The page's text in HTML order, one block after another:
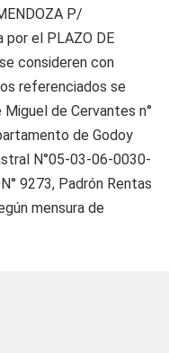
P/
por el PLAZO DE
consideren con
referenciados se
de Cervantes n°
de Godoy
N°05-03-06-0030-
9273, Padrón Rentas
mensura de